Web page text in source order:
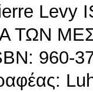
Levy
ΤΩΝ
960-